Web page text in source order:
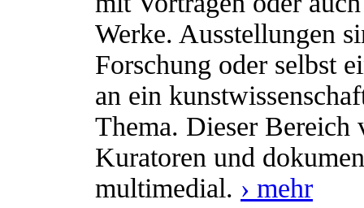
Werke. Ausstellungen
Forschung oder selbst
an ein
Thema. Dieser
Kuratoren und
multimedial. › mehr